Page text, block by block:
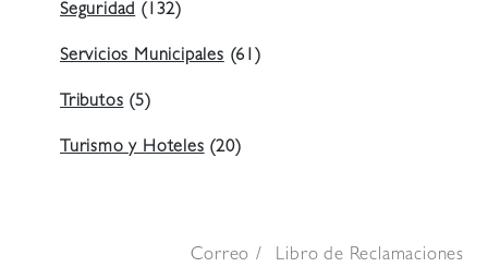
Seguridad (132)
Servicios Municipales (61)
Tributos (5)
Turismo y Hoteles (20)
Correo Libro de Reclamaciones